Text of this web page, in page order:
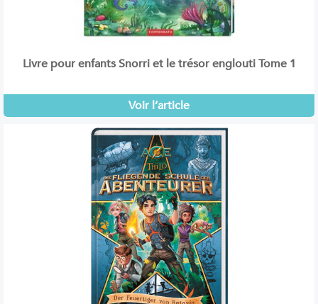
Livre pour enfants Snorri et le trésor englouti Tome 1
Voir l’article